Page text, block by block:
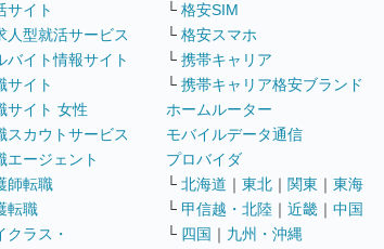
サイト
人型就活サービス
バイト情報サイト
サイト
サイト 女性
スカウトサービス
エージェント
師転職
転職
クラス・
└ 格安SIM
└ 格安スマホ
└ 携帯キャリア
└ 携帯キャリア格安ブランド
ホームルーター
モバイルデータ通信
プロバイダ
└ 北海道 ｜ 東北 ｜ 関東 ｜ 東海
└ 甲信越・北陸 ｜ 近畿 ｜ 中国
└ 四国 ｜ 九州・沖縄